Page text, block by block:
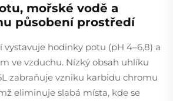
mořské vodě a
působení prostředí
vystavuje hodinky potu (pH 4–6,8) a
ve vzduchu. Nízký obsah uhlíku
zabraňuje vzniku karbidu chromu
eliminuje slabá místa, kde se